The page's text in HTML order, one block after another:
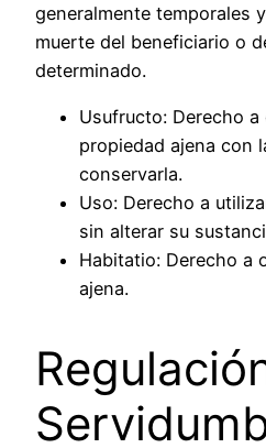
generalmente temporales
muerte del beneficiario o
determinado.
Usufructo: Derecho
propiedad ajena con
conservarla.
Uso: Derecho a
sin alterar su
Habitatio: Derecho a
ajena.